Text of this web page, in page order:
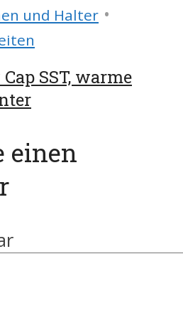
und Halter •
SST, warme
einen